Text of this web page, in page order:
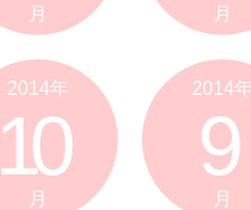
月 月
2014年
10
月
2014
9
月